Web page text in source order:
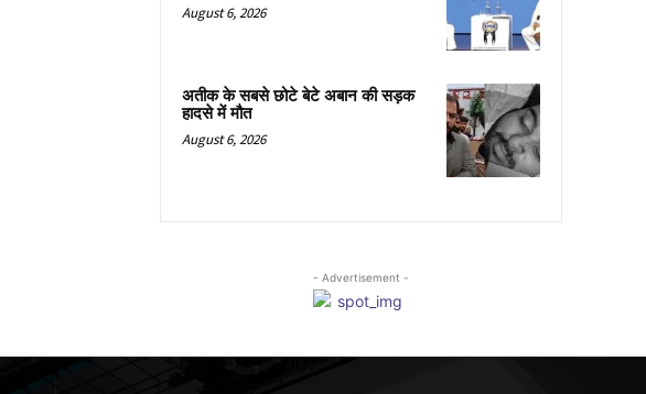
August 6, 2026
अतीक के सबसे छोटे बेटे अबान की सड़क
हादसे में मौत
August 6, 2026
- Advertisement -